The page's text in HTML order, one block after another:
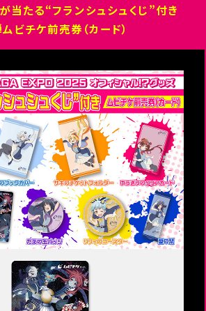
当たる“フランシュシュくじ”付き
ビチケ前売券（カード）